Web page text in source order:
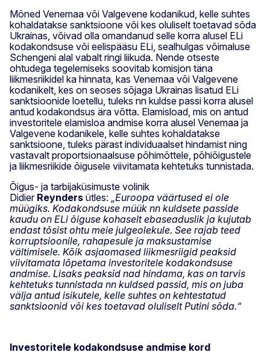
Mõned Venemaa või Valgevene kodanikud, kelle suhtes
kohaldatakse sanktsioone või kes oluliselt toetavad sõda
Ukrainas, võivad olla omandanud selle korra alusel ELi
kodakondsuse või eelispääsu ELi, sealhulgas võimaluse
Schengeni alal vabalt ringi liikuda. Nende otseste
ohtudega tegelemiseks soovitab komisjon täna
liikmesriikidel ka hinnata, kas Venemaa või Valgevene
kodanikelt, kes on seoses sõjaga Ukrainas lisatud ELi
sanktsioonide loetellu, tuleks nn kuldse passi korra alusel
antud kodakondsus ära võtta. Elamisload, mis on antud
investoritele elamisloa andmise korra alusel Venemaa ja
Valgevene kodanikele, kelle suhtes kohaldatakse
sanktsioone, tuleks pärast individuaalset hindamist ning
vastavalt proportsionaalsuse põhimõttele, põhiõigustele
ja liikmesriikide õigusele viivitamata kehtetuks tunnistada.
Õigus- ja tarbijaküsimuste volinik
Didier Reynders ütles: „Euroopa väärtused ei ole
müügiks. Kodakondsuse müük nn kuldsete passide
kaudu on ELi õiguse kohaselt ebaseaduslik ja kujutab
endast tõsist ohtu meie julgeolekule. See rajab teed
korruptsioonile, rahapesule ja maksustamise
vältimisele. Kõik asjaomased liikmesriigid peaksid
viivitamata lõpetama investoritele kodakondsuse
andmise. Lisaks peaksid nad hindama, kas on tarvis
kehtetuks tunnistada nn kuldsed passid, mis on juba
välja antud isikutele, kelle suhtes on kehtestatud
sanktsioonid või kes toetavad oluliselt Putini sõda.“
Investoritele kodakondsuse andmise kord